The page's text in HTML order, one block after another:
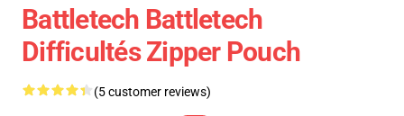
Battletech Battletech
Difficultés Zipper Pouch
(5 customer reviews)